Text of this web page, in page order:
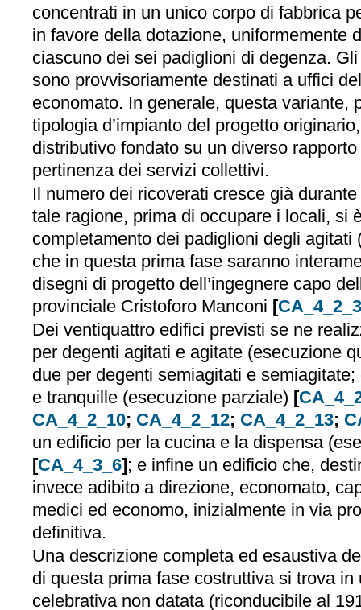
concentrati in un unico corpo di fabbrica
in favore della dotazione, uniformemente
ciascuno dei sei padiglioni di degenza.
sono provvisoriamente destinati a uffici
economato. In generale, questa variante,
tipologia d’impianto del progetto
distributivo fondato su un diverso
pertinenza dei servizi collettivi.
Il numero dei ricoverati cresce già
tale ragione, prima di occupare i locali, si
completamento dei padiglioni degli agitati
che in questa prima fase saranno
disegni di progetto dell’ingegnere capo
provinciale Cristoforo Manconi [CA_4_2_3
Dei ventiquattro edifici previsti se ne
per degenti agitati e agitate (esecuzione
due per degenti semiagitati e
e tranquille (esecuzione parziale) [
CA_4_2_10; CA_4_2_12; CA_4_2_13;
un edificio per la cucina e la dispensa
[CA_4_3_6]; e infine un edificio che,
invece adibito a direzione, economato,
medici ed economo, inizialmente in via
definitiva.
Una descrizione completa ed esaustiva
di questa prima fase costruttiva si trova in
celebrativa non datata (riconducibile al